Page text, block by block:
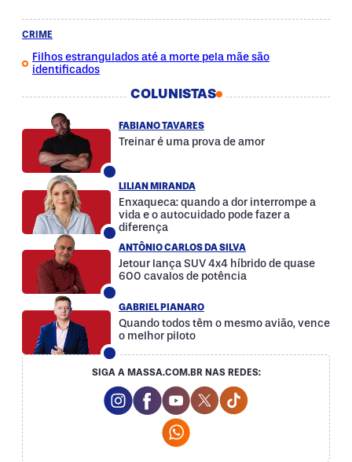
CRIME
Filhos estrangulados até a morte pela mãe são
identificados
COLUNISTAS
FABIANO TAVARES
Treinar é uma prova de amor
LILIAN MIRANDA
Enxaqueca: quando a dor interrompe a
vida e o autocuidado pode fazer a
diferença
ANTÔNIO CARLOS DA SILVA
Jetour lança SUV 4x4 híbrido de quase
600 cavalos de potência
GABRIEL PIANARO
Quando todos têm o mesmo avião, vence
o melhor piloto
SIGA A MASSA.COM.BR NAS REDES:
Instagram Social Media
Facebook Social Media
Youtube Social Media
Twitter Social Media
Tiktok Social